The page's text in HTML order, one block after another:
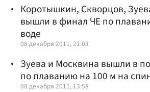
Коротышкин, Скворцов,
вышли в финал ЧЕ по
воде
08 декабря 2011, 21:03
Зуева и Москвина вышли в
по плаванию на 100 м на
08 декабря 2011, 13:58